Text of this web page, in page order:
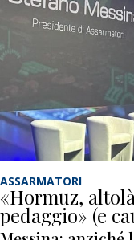
ASSARMATORI
«Hormuz,
pedaggio» (e